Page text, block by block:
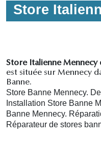
Store
Store Italienne Mennecy
est située sur Mennecy
Banne.
Store Banne Mennecy.
Installation Store Banne
Banne Mennecy. R
Réparateur de stores